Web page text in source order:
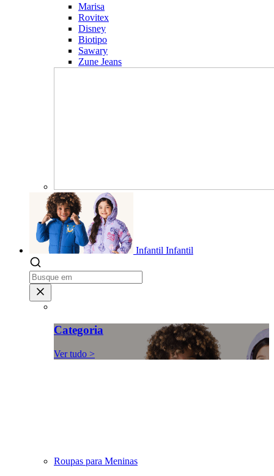
Marisa
Rovitex
Disney
Biotipo
Sawary
Zune Jeans
Infantil Infantil
Categoria
Ver tudo >
Roupas para Meninas